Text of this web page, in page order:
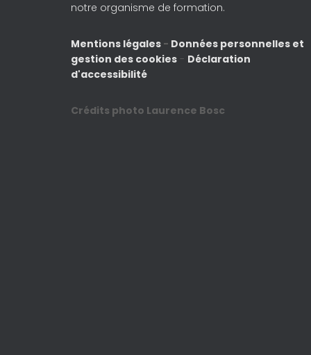
notre organisme de formation.
Mentions légales - Données personnelles et
gestion des cookies - Déclaration
d'accessibilité
Crédits photo Laurence Bosc